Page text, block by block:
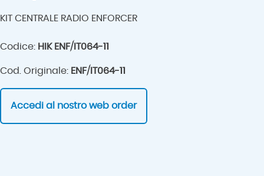
KIT CENTRALE RADIO ENFORCER
Codice: HIK ENF/IT064-11
Cod. Originale: ENF/IT064-11
Accedi al nostro web order